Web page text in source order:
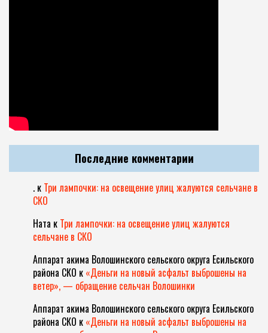
Последние комментарии
. к Три лампочки: на освещение улиц жалуются сельчане в
СКО
Ната к Три лампочки: на освещение улиц жалуются
сельчане в СКО
Аппарат акима Волошинского сельского округа Есильского
района СКО к «Деньги на новый асфальт выброшены на
ветер», — обращение сельчан Волошинки
Аппарат акима Волошинского сельского округа Есильского
района СКО к «Деньги на новый асфальт выброшены на